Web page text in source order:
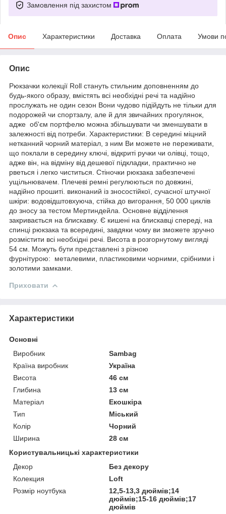
Замовлення під захистом
Опис Характеристики Доставка Оплата Умови
Опис
Рюкзачки колекції Roll стануть стильним доповненням до
будь-якого образу, вмістять всі необхідні речі та надійно
прослужать не один сезон Вони чудово підійдуть не тільки для
подорожей чи спортзалу, але й для звичайних прогулянок,
адже об'єм портфелю можна збільшувати чи зменшувати в
залежності від потреби. Характеристики: В середині міцний
нетканний чорний матеріал, з ним Ви можете не переживати,
що поклали в середину ключі, відкриті ручки чи олівці, тощо,
адже він, на відміну від дешевої підкладки, практично не
рветься і легко чиститься. Стіночки рюкзака забезпечені
ущільнювачем. Плечеві ремні регулюються по довжині,
надійно прошиті. виконаний із зносостійкої, сучасної штучної
шкіри: водовідштовхуюча, стійка до вигорання, 50 000 циклів
до зносу за тестом Мертиндейла. Основне відділення
закривається на блискавку. Є кишені на блискавці спереді, на
спинці рюкзака та всередині, завдяки чому ви зможете зручно
розмістити всі необхідні речі. Висота в розгорнутому вигляді
54 см. Можуть бути представлені з різною
фурнітурою: металевими, пластиковими чорними, срібними і
золотими замками.
Приховати
Характеристики
Основні
Виробник
Sambag
Країна виробник
Україна
Висота
46 см
Глибина
13 см
Матеріал
Екошкіра
Тип
Міський
Колір
Чорний
Ширина
28 см
Користувальницькі характеристики
Декор
Без декору
Колекция
Loft
Розмір ноутбука
12,5-13,3 дюймів;14
дюймів;15-16 дюймів;17
дюймів